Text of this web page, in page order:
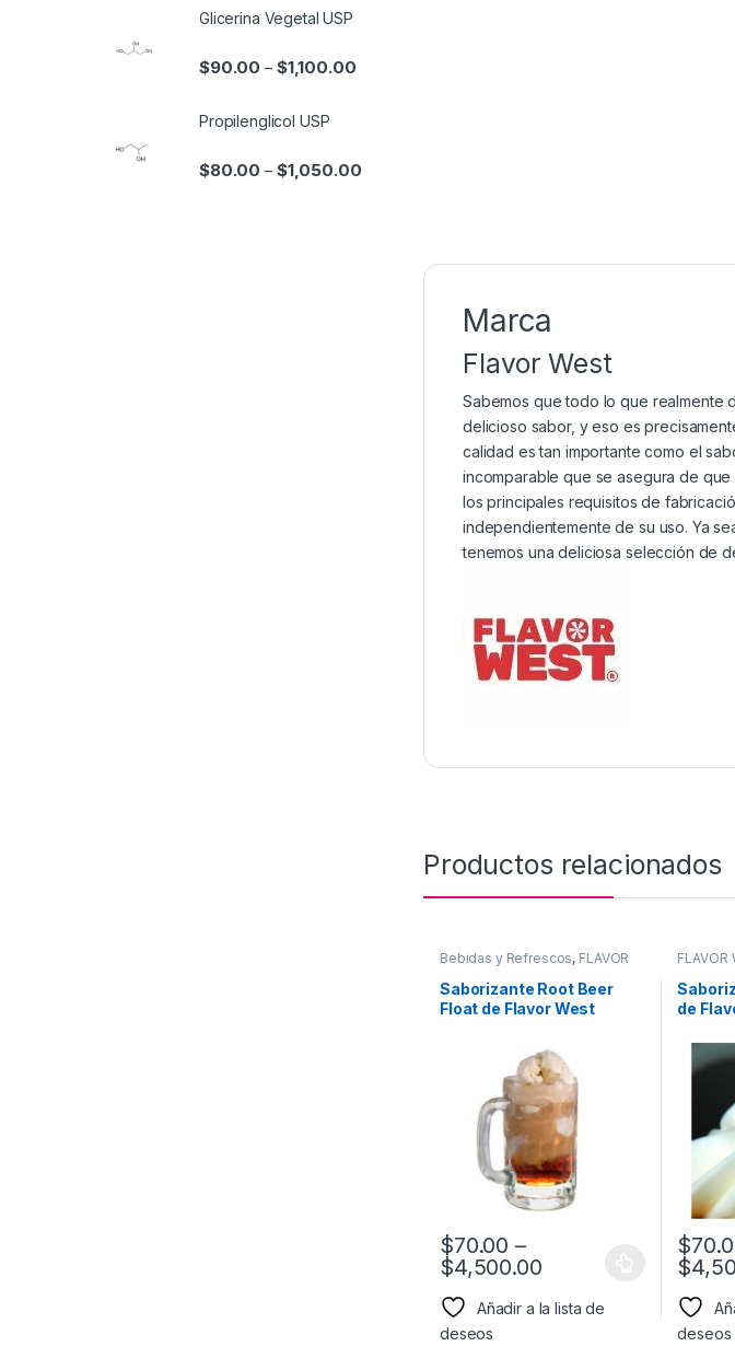
Marca
Flavor West
Sabemos que todo lo que realmente
delicioso sabor, y eso es
calidad es tan importante como el
incomparable que se asegura de
los principales requisitos de
independientemente de su uso. Ya
tenemos una deliciosa selección de
Productos relacionados
Bebidas y Refrescos, FLAVOR
Sabor a Bebidas y
Refrescos,Saborizantes
Saborizante Root Beer
Float de Flavor West
$70.00 –
$4,500.00
Añadir a la lista de
deseos
FLAVOR
postres,
de
$
$
deseos
Glicerina Vegetal USP
$90.00 – $1,100.00
Propilenglicol USP
$80.00 – $1,050.00